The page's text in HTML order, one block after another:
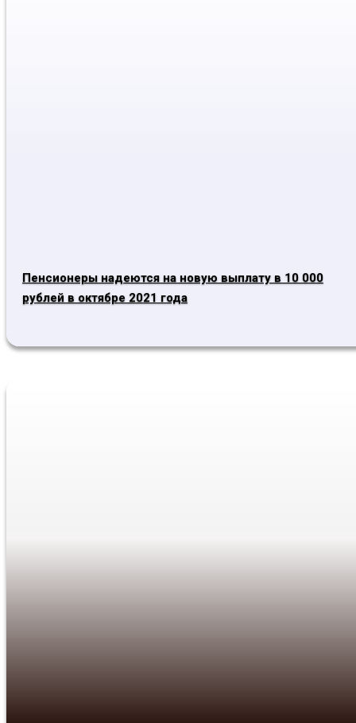
Пенсионеры надеются на новую выплату в 10 000
рублей в октябре 2021 года